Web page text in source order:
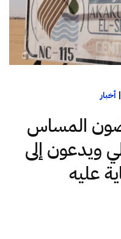
| أخبار
المساس
ويدعون إلى
عليه